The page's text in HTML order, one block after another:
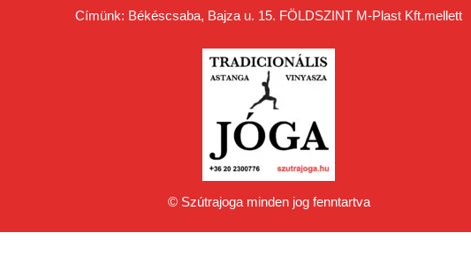
Címünk: Békéscsaba, Bajza u. 15. FÖLDSZINT M-Plast Kft.mellett
© Szútrajoga minden jog fenntartva